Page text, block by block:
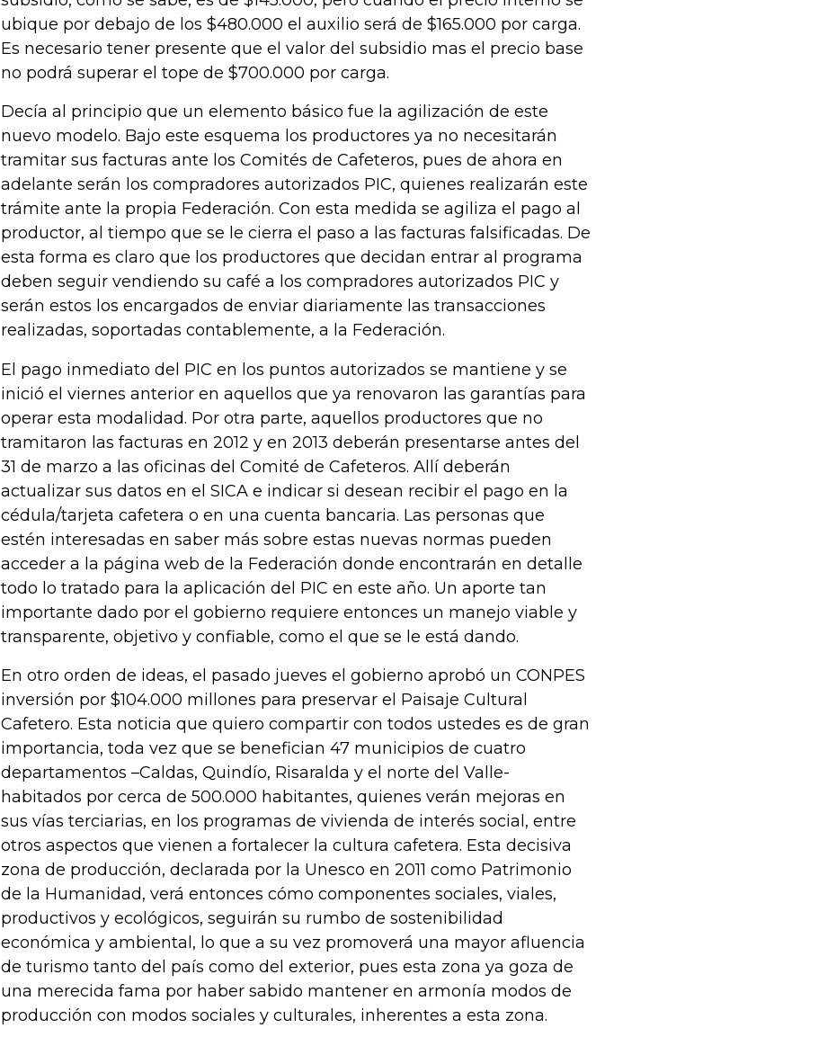
ubique por debajo de los $480.000 el auxilio será de $165.000 por carga.
Es necesario tener presente que el valor del subsidio mas el precio base
no podrá superar el tope de $700.000 por carga.
Decía al principio que un elemento básico fue la agilización de este
nuevo modelo. Bajo este esquema los productores ya no necesitarán
tramitar sus facturas ante los Comités de Cafeteros, pues de ahora en
adelante serán los compradores autorizados PIC, quienes realizarán este
trámite ante la propia Federación. Con esta medida se agiliza el pago al
productor, al tiempo que se le cierra el paso a las facturas falsificadas. De
esta forma es claro que los productores que decidan entrar al programa
deben seguir vendiendo su café a los compradores autorizados PIC y
serán estos los encargados de enviar diariamente las transacciones
realizadas, soportadas contablemente, a la Federación.
El pago inmediato del PIC en los puntos autorizados se mantiene y se
inició el viernes anterior en aquellos que ya renovaron las garantías para
operar esta modalidad. Por otra parte, aquellos productores que no
tramitaron las facturas en 2012 y en 2013 deberán presentarse antes del
31 de marzo a las oficinas del Comité de Cafeteros. Allí deberán
actualizar sus datos en el SICA e indicar si desean recibir el pago en la
cédula/tarjeta cafetera o en una cuenta bancaria. Las personas que
estén interesadas en saber más sobre estas nuevas normas pueden
acceder a la página web de la Federación donde encontrarán en detalle
todo lo tratado para la aplicación del PIC en este año. Un aporte tan
importante dado por el gobierno requiere entonces un manejo viable y
transparente, objetivo y confiable, como el que se le está dando.
En otro orden de ideas, el pasado jueves el gobierno aprobó un CONPES
inversión por $104.000 millones para preservar el Paisaje Cultural
Cafetero. Esta noticia que quiero compartir con todos ustedes es de gran
importancia, toda vez que se benefician 47 municipios de cuatro
departamentos –Caldas, Quindío, Risaralda y el norte del Valle-
habitados por cerca de 500.000 habitantes, quienes verán mejoras en
sus vías terciarias, en los programas de vivienda de interés social, entre
otros aspectos que vienen a fortalecer la cultura cafetera. Esta decisiva
zona de producción, declarada por la Unesco en 2011 como Patrimonio
de la Humanidad, verá entonces cómo componentes sociales, viales,
productivos y ecológicos, seguirán su rumbo de sostenibilidad
económica y ambiental, lo que a su vez promoverá una mayor afluencia
de turismo tanto del país como del exterior, pues esta zona ya goza de
una merecida fama por haber sabido mantener en armonía modos de
producción con modos sociales y culturales, inherentes a esta zona.